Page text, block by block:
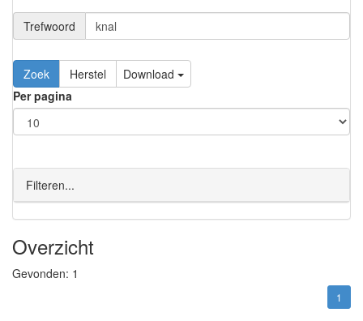
Trefwoord
Download
Per pagina
Filteren...
Overzicht
Gevonden: 1
1